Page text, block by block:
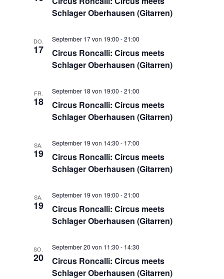
Schlager Oberhausen (Gitarren)
DO.
17
Circus Roncalli: Circus meets
Schlager Oberhausen (Gitarren)
September 17 von 19:00 -21:00
FR.
18
Circus Roncalli: Circus meets
Schlager Oberhausen (Gitarren)
September 18 von 19:00 -21:00
SA.
19
Circus Roncalli: Circus meets
Schlager Oberhausen (Gitarren)
September 19 von 14:30 - 17:00
SA.
19
Circus Roncalli: Circus meets
Schlager Oberhausen (Gitarren)
September 19 von 19:00 -21:00
SO.
20
Circus Roncalli: Circus meets
Schlager Oberhausen (Gitarren)
September 20 von 11:30 - 14:30